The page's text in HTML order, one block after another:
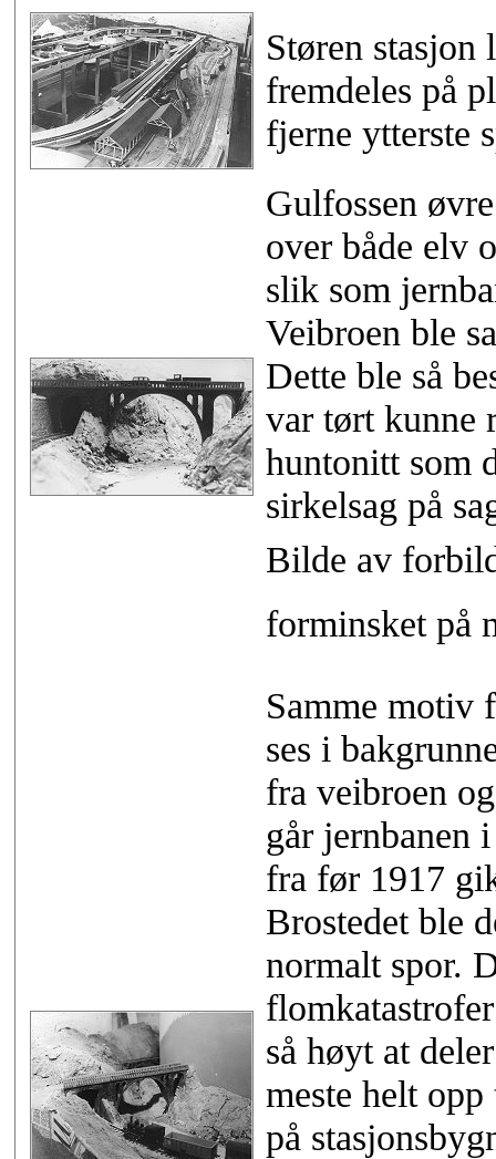
Støren
fremdeles på
fjerne ytterste
Gulfossen
over både elv
slik som
Veibroen ble
Dette ble så
var tørt kunne
huntonitt som
sirkelsag på
Bilde av
forminsket på
Samme motiv
ses i
fra veibroen
går jernbanen
fra før 1917
Brostedet ble
normalt spor.
så høyt at
meste helt
på